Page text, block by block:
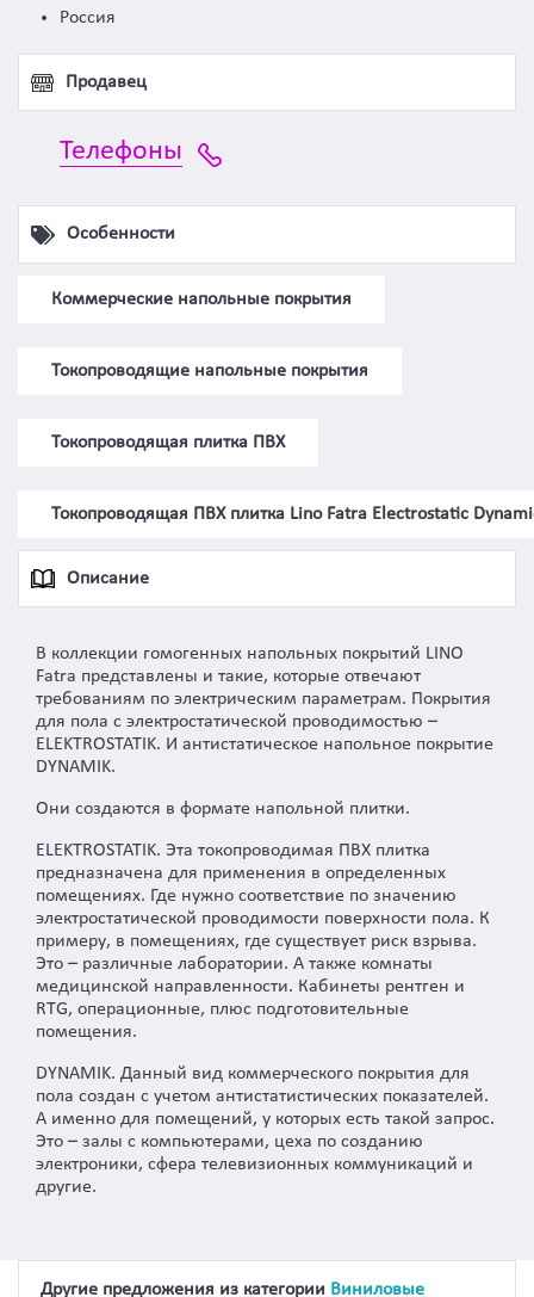
Россия
Продавец
Телефоны
Особенности
Коммерческие напольные покрытия
Токопроводящие напольные покрытия
Токопроводящая плитка ПВХ
Токопроводящая ПВХ плитка Lino Fatra Electrostatic
Описание
В коллекции гомогенных напольных покрытий LINO
Fatra представлены и такие, которые отвечают
требованиям по электрическим параметрам. Покрытия
для пола с электростатической проводимостью –
ELEKTROSTATIK. И антистатическое напольное покрытие
DYNAMIK.
Они создаются в формате напольной плитки.
ELEKTROSTATIK. Эта токопроводимая ПВХ плитка
предназначена для применения в определенных
помещениях. Где нужно соответствие по значению
электростатической проводимости поверхности пола. К
примеру, в помещениях, где существует риск взрыва.
Это – различные лаборатории. А также комнаты
медицинской направленности. Кабинеты рентген и
RTG, операционные, плюс подготовительные
помещения.
DYNAMIK. Данный вид коммерческого покрытия для
пола создан с учетом антистатистических показателей.
А именно для помещений, у которых есть такой запрос.
Это – залы с компьютерами, цеха по созданию
электроники, сфера телевизионных коммуникаций и
другие.
Другие предложения из категории Виниловые